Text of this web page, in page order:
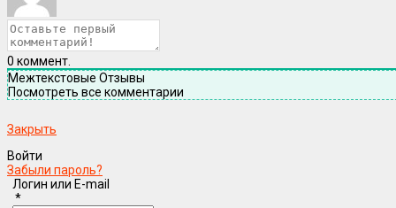
0 коммент.
Межтекстовые Отзывы
Посмотреть все комментарии
Закрыть
Войти
Забыли пароль?
Логин или E-mail
*